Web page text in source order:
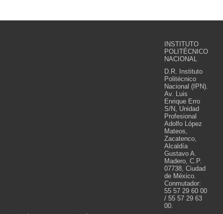
INSTITUTO
POLITÉCNICO
NACIONAL
D.R. Instituto
Politécnico
Nacional (IPN).
Av. Luis
Enrique Erro
S/N, Unidad
Profesional
Adolfo López
Mateos,
Zacatenco,
Alcaldía
Gustavo A.
Madero, C.P.
07738, Ciudad
de México.
Conmutador:
55 57 29 60 00
/ 55 57 29 63
00.